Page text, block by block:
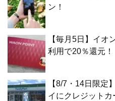
ン！
【毎月5日】イオ
利用で20％還元！
【8/7・14日限定
イにクレジット